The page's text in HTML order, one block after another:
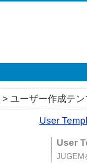
> ユーザー作成テ
User
User
JUGEM